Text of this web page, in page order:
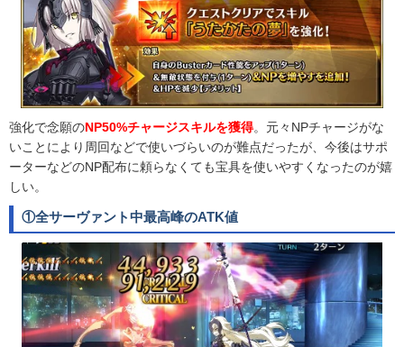
強化で念願のNP50%チャージスキルを獲得。元々NPチャージがな
いことにより周回などで使いづらいのが難点だったが、今後はサポ
ーターなどのNP配布に頼らなくても宝具を使いやすくなったのが嬉
しい。
①全サーヴァント中最高峰のATK値